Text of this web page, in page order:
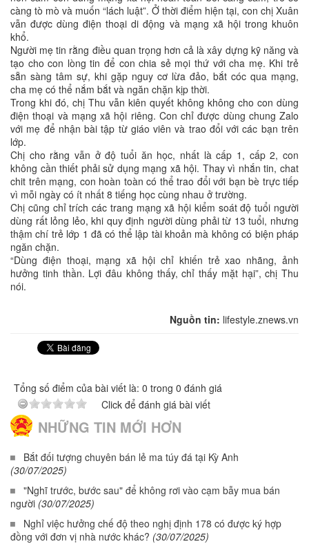
càng tò mò và muốn “lách luật”. Ở thời điểm hiện tại, con chị Xuân
vẫn được dùng điện thoại di động và mạng xã hội trong khuôn
khổ.
Người mẹ tin rằng điều quan trọng hơn cả là xây dựng kỹ năng và
tạo cho con lòng tin để con chia sẻ mọi thứ với cha mẹ. Khi trẻ
sẵn sàng tâm sự, khi gặp nguy cơ lừa đảo, bắt cóc qua mạng,
cha mẹ có thể nắm bắt và ngăn chặn kịp thời.
Trong khi đó, chị Thu vẫn kiên quyết không không cho con dùng
điện thoại và mạng xã hội riêng. Con chỉ được dùng chung Zalo
với mẹ để nhận bài tập từ giáo viên và trao đổi với các bạn trên
lớp.
Chị cho rằng vẫn ở độ tuổi ăn học, nhất là cấp 1, cấp 2, con
không cần thiết phải sử dụng mạng xã hội. Thay vì nhắn tin, chat
chit trên mạng, con hoàn toàn có thể trao đổi với bạn bè trực tiếp
vì mỗi ngày có ít nhất 8 tiếng học cùng nhau ở trường.
Chị cũng chỉ trích các trang mạng xã hội kiểm soát độ tuổi người
dùng rất lỏng lẻo, khi quy định người dùng phải từ 13 tuổi, nhưng
thậm chí trẻ lớp 1 đã có thể lập tài khoản mà không có biện pháp
ngăn chặn.
“Dùng điện thoại, mạng xã hội chỉ khiến trẻ xao nhãng, ảnh
hưởng tinh thần. Lợi đâu không thấy, chỉ thấy mặt hại”, chị Thu
nói.
Nguồn tin: lifestyle.znews.vn
Tổng số điểm của bài viết là: 0 trong 0 đánh giá
Click để đánh giá bài viết
NHỮNG TIN MỚI HƠN
Bắt đối tượng chuyên bán lẻ ma túy đá tại Kỳ Anh
(30/07/2025)
"Nghĩ trước, bước sau" để không rơi vào cạm bẫy mua bán
người (30/07/2025)
Nghỉ việc hưởng chế độ theo nghị định 178 có được ký hợp
đồng với đơn vị nhà nước khác? (30/07/2025)